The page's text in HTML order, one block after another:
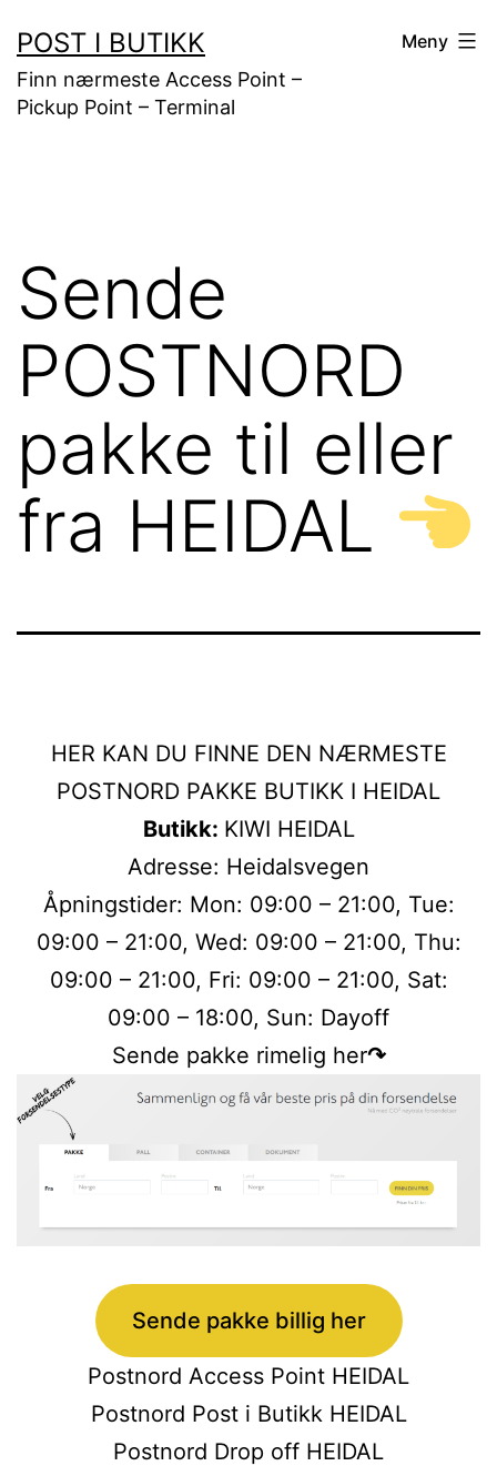
til
innhold
POST I BUTIKK
Finn nærmeste Access Point –
Pickup Point – Terminal
Meny
Sende
POSTNORD
pakke til eller
fra HEIDAL
HER KAN DU FINNE DEN NÆRMESTE
POSTNORD PAKKE BUTIKK I HEIDAL
Butikk: KIWI HEIDAL
Adresse: Heidalsvegen
Åpningstider: Mon: 09:00 – 21:00, Tue:
09:00 – 21:00, Wed: 09:00 – 21:00, Thu:
09:00 – 21:00, Fri: 09:00 – 21:00, Sat:
09:00 – 18:00, Sun: Dayoff
Sende pakke rimelig her↷
Sende pakke billig her
Postnord Access Point HEIDAL
Postnord Post i Butikk HEIDAL
Postnord Drop off HEIDAL